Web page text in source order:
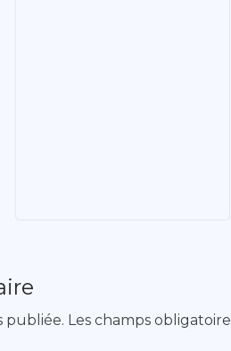
publiée. Les champs